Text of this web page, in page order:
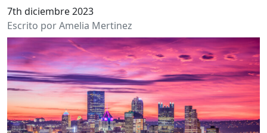
7th diciembre 2023
Escrito por Amelia Mertinez